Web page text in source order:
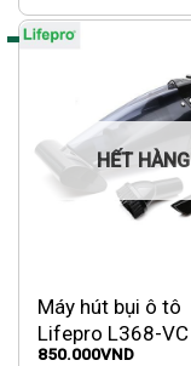
HẾT HÀNG
Máy hút bụi ô tô
Lifepro L368-VC
850.000VND